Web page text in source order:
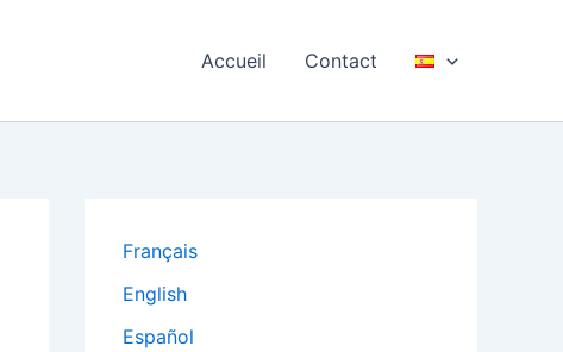
Accueil Contact
Français
English
Español